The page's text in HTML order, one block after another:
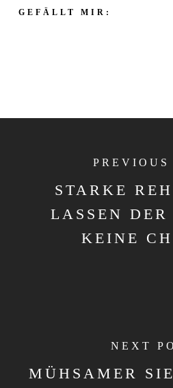
GEFÄLLT MIR:
PREVIOUS
STARKE
LASSEN
KEINE
NEXT
MÜHSAMER